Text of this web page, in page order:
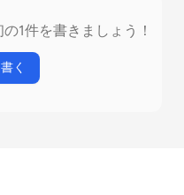
1件を書きましょう！
く